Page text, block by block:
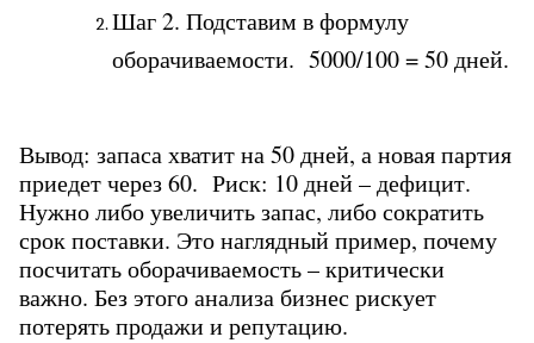
Шаг 2. Подставим в формулу
оборачиваемости.  5000/100 = 50 дней.
Вывод: запаса хватит на 50 дней, а новая партия
приедет через 60.  Риск: 10 дней – дефицит.
Нужно либо увеличить запас, либо сократить
срок поставки. Это наглядный пример, почему
посчитать оборачиваемость – критически
важно. Без этого анализа бизнес рискует
потерять продажи и репутацию.